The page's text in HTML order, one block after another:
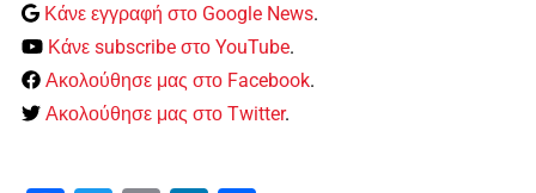
Κάνε εγγραφή στο Google News.
Κάνε subscribe στο YouTube.
Ακολούθησε μας στο Facebook.
Ακολούθησε μας στο Twitter.